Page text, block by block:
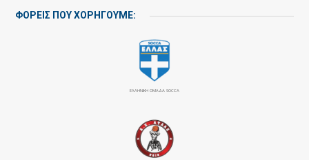
ΦΟΡΕΙΣ ΠΟΥ ΧΟΡΗΓΟΥΜΕ:
ΕΛΛΗΝΙΚΗ ΟΜΑΔΑ SOCCA